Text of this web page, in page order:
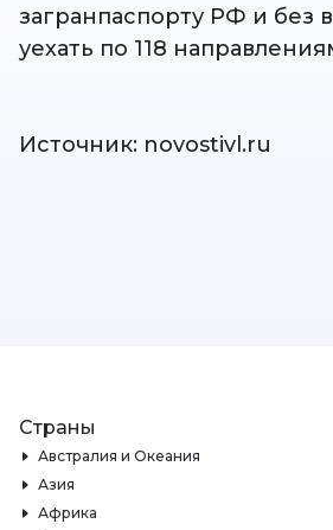
загранпаспорту РФ и без
уехать по 118
Источник: novostivl.ru
Страны
Австралия и Океания
Азия
Африка